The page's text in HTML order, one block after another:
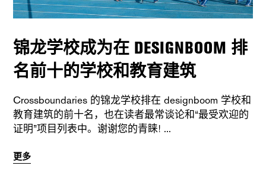
锦龙学校成为在 DESIGNBOOM 排
名前十的学校和教育建筑
Crossboundaries 的锦龙学校排在 designboom 学校和
教育建筑的前十名，也在读者最常谈论和“最受欢迎的
证明”项目列表中。谢谢您的青睐!
更多